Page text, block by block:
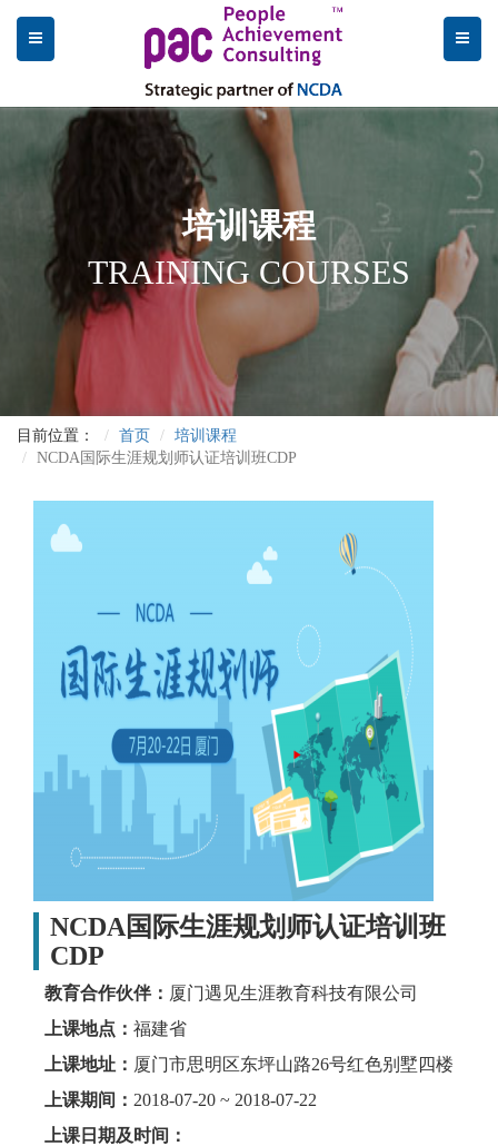
培训课程
TRAINING COURSES
目前位置： 首页
培训课程
NCDA国际生涯规划师认证培训班CDP
NCDA国际生涯规划师认证培训班
CDP
教育合作伙伴： 厦门遇见生涯教育科技有限公司
上课地点： 福建省
上课地址： 厦门市思明区东坪山路26号红色别墅四楼
上课期间： 2018-07-20 ~ 2018-07-22
上课日期及时间：